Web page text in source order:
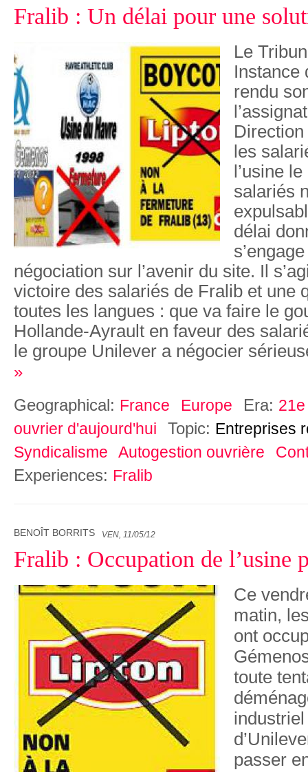
Fralib : Un délai pour une
Le
Instance
rendu
Direction
les
l’usine
salariés
délai
négociation sur l’avenir du site. Il
victoire des salariés de Fralib et une
toutes les langues : que va faire le
Hollande-Ayrault en faveur des
le groupe Unilever a négocier
»
Geographical: France Europe Era:
ouvrier d'aujourd'hui
Topic: Entreprises
Syndicalisme
Autogestion ouvrière
Experiences: Fralib
BENOÎT BORRITS VEN, 11/05/12
Fralib : Occupation de l’usine
Ce
matin,
ont
toute
passer